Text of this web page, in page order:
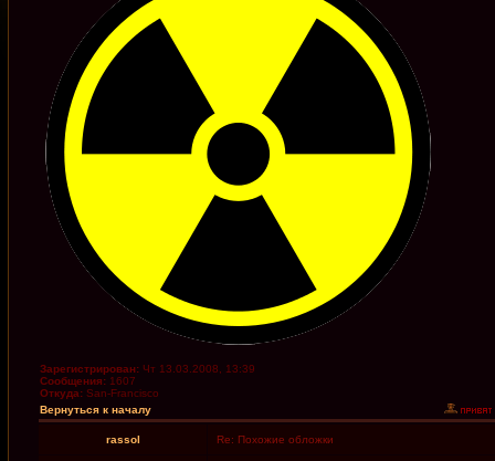
Зарегистрирован: Чт 13.03.2008, 13:39
Сообщения: 1607
Откуда: San-Francisco
Вернуться к началу
rassol Re: Похожие обложки